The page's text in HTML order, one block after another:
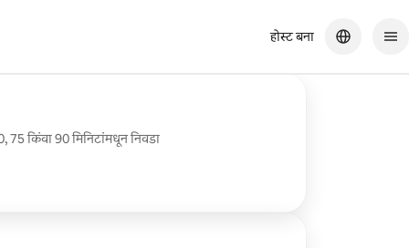
होस्ट बना
किंवा 90 मिनिटांमधून निवडा